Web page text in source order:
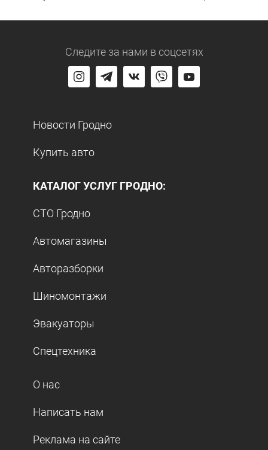
Следите за нами в соцсетях
Новости Гродно
Купить авто
КАТАЛОГ УСЛУГ ГРОДНО:
СТО Гродно
Автомагазины
Авторазборки
Шиномонтажи
Эвакуаторы
Спецтехника
О нас
Написать нам
Реклама на сайте